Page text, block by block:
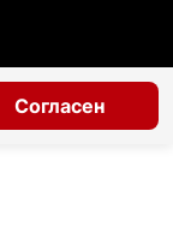
Согласен